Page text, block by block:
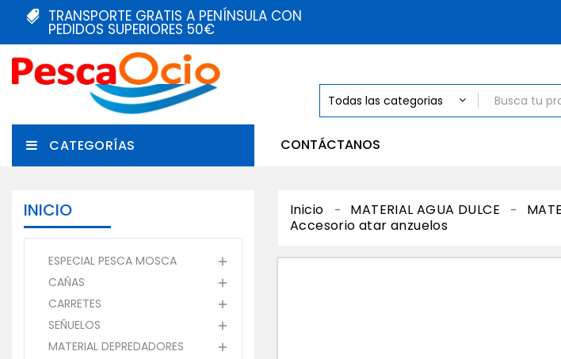
TRANSPORTE GRATIS A PENÍNSULA CON
PEDIDOS SUPERIORES 50€
CONTÁCTANOS
CATEGORÍAS
INICIO
ESPECIAL PESCA MOSCA 
CAÑAS 
CARRETES 
SEÑUELOS 
MATERIAL DEPREDADORES 
Inicio MATERIAL AGUA DULCE
Accesorio atar anzuelos